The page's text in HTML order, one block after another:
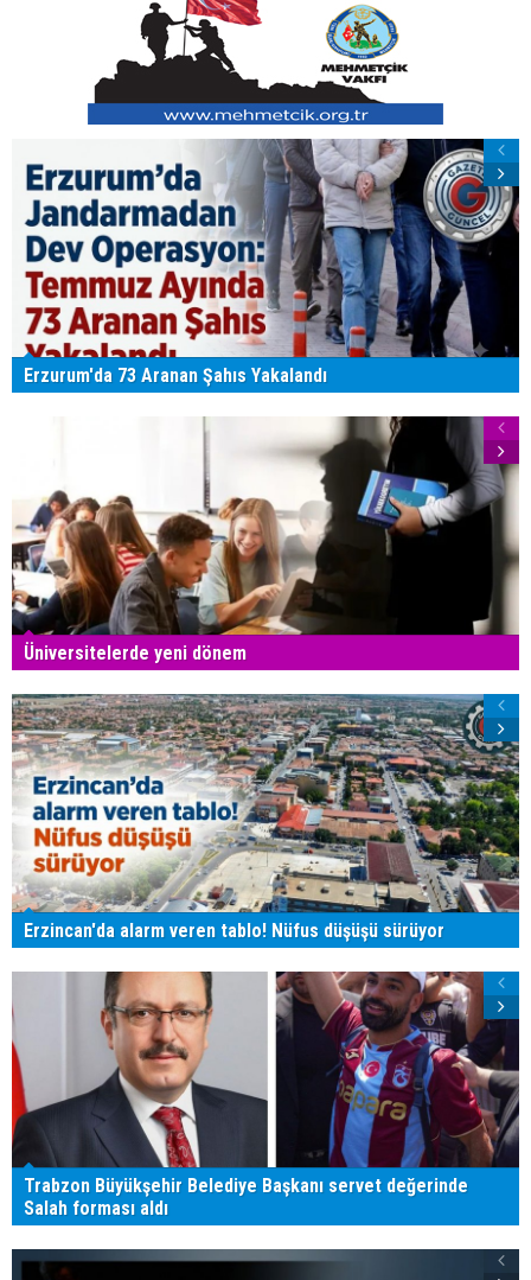
Erzurum'da 73 Aranan Şahıs Yakalandı
Üniversitelerde yeni dönem
Erzincan'da alarm veren tablo! Nüfus düşüşü sürüyor
Trabzon Büyükşehir Belediye Başkanı servet değerinde
Salah forması aldı